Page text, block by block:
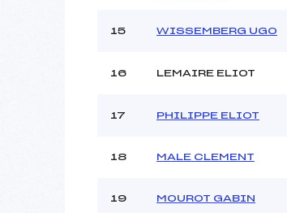
15 WISSEMBERG UGO
16 LEMAIRE ELIOT
17 PHILIPPE ELIOT
18 MALE CLEMENT
19 MOUROT GABIN